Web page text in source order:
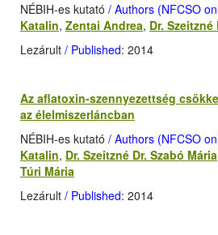
NÉBIH-es kutató / Authors (NFCSO
Katalin, Zentai Andrea, Dr. Szeitzné
Lezárult / Published: 2014
Az aflatoxin-szennyezettség
az élelmiszerláncban
NÉBIH-es kutató / Authors (NFCSO
Katalin, Dr. Szeitzné Dr. Szabó Mária
Túri Mária
Lezárult / Published: 2014